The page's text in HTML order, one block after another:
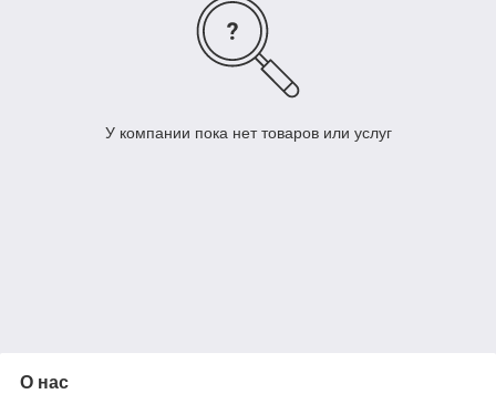
У компании пока нет товаров или услуг
О нас